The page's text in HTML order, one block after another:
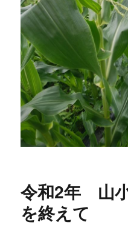
令和2年 山
を終えて